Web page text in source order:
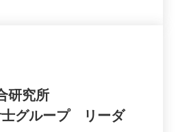
研究所
士グループ リーダ